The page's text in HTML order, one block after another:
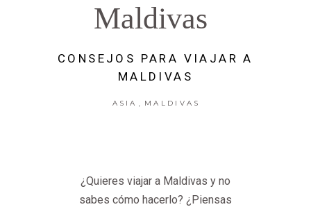
Maldivas
CONSEJOS PARA VIAJAR A
MALDIVAS
ASIA MALDIVAS
¿Quieres viajar a Maldivas y no
sabes cómo hacerlo? ¿Piensas